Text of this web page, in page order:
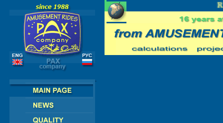
- AMERICA - ASIA - AFRICA